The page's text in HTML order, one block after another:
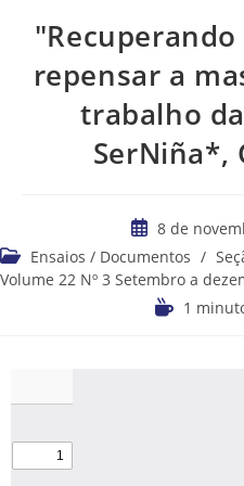
repensar a
trabalho
SerNiña*,
8 de
Ensaios / Documentos /
Volume 22 Nº 3 Setembro a
1